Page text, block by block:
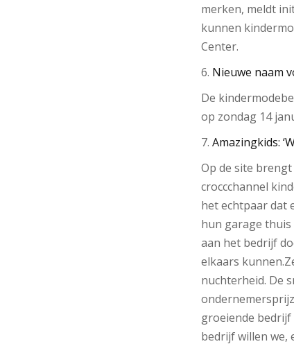
merken, meldt
kunnen
Center.
6. Nieuwe naam
De
op zondag 14
7. Amazingkids:
Op de site
croccchannel
het echtpaar dat
hun garage thuis
aan het bedrijf
elkaars
nuchterheid. De
groeiende bedrijf
bedrijf willen we,